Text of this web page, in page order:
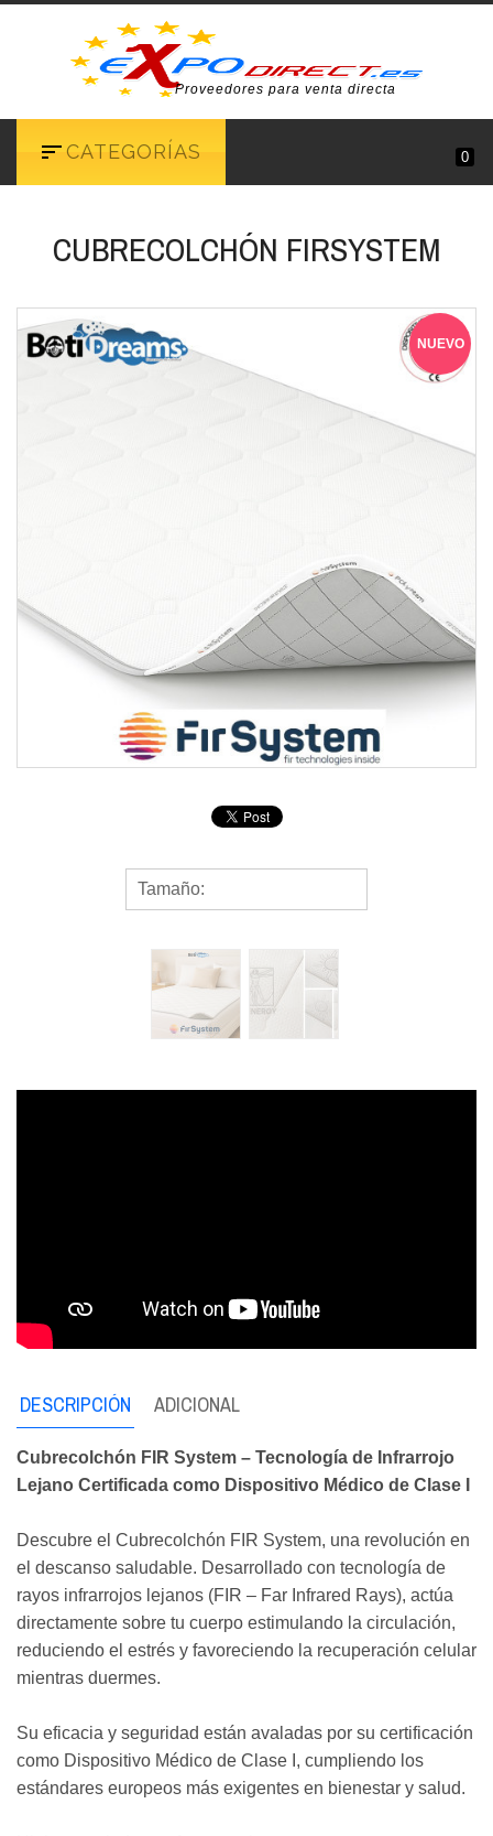
Proveedores para venta directa
CATEGORÍAS 0
CUBRECOLCHÓN FIRSYSTEM
NUEVO
DESCRIPCIÓN ADICIONAL
Cubrecolchón FIR System – Tecnología de Infrarrojo
Lejano Certificada como Dispositivo Médico de Clase I
Descubre el Cubrecolchón FIR System, una revolución en
el descanso saludable. Desarrollado con tecnología de
rayos infrarrojos lejanos (FIR – Far Infrared Rays), actúa
directamente sobre tu cuerpo estimulando la circulación,
reduciendo el estrés y favoreciendo la recuperación celular
mientras duermes.
Su eficacia y seguridad están avaladas por su certificación
como Dispositivo Médico de Clase I, cumpliendo los
estándares europeos más exigentes en bienestar y salud.